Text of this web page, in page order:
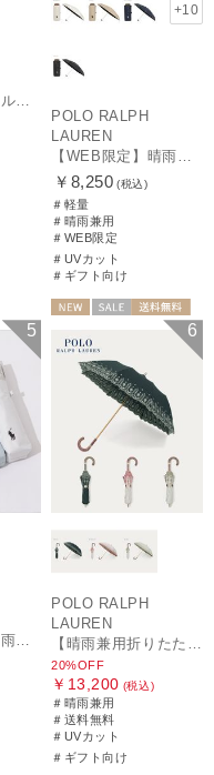
【日傘】ポロ ラルフ ローレン(POLO RALPH LAUREN)エンブフリル 長傘 【公式ムーンバット】 遮光 遮熱 UV 晴雨兼用
+10
POLO RALPH
LAUREN
【WEB限定】晴雨兼用折りたたみ日傘 ポロ ラルフ ローレン ポロポニー刺繍 POLO BEAR 雨の日OK 遮光100% 遮熱 簡単開閉 UV100% 晴雨兼用
￥8,250 (税込)
＃軽量
＃晴雨兼用
＃WEB限定
＃UVカット
＃ギフト向け
5
送料無料
ギフト向け
6
POLO RALPH
LAUREN
20%OFF
￥13,200 (税込)
＃晴雨兼用
＃送料無料
＃UVカット
＃ギフト向け